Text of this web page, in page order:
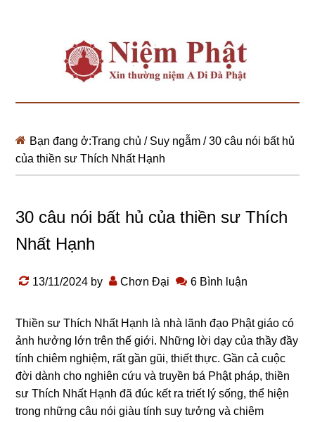
Bạn đang ở:Trang chủ / Suy ngẫm /30 câu nói bất hủ
của thiền sư Thích Nhất Hạnh
30 câu nói bất hủ của thiền sư Thích
Nhất Hạnh
13/11/2024 by Chơn Đại 6 Bình luận
Thiền sư Thích Nhất Hạnh là nhà lãnh đạo Phật giáo có
ảnh hưởng lớn trên thế giới. Những lời dạy của thầy đầy
tính chiêm nghiệm, rất gần gũi, thiết thực. Gần cả cuộc
đời dành cho nghiên cứu và truyền bá Phật pháp, thiền
sư Thích Nhất Hạnh đã đúc kết ra triết lý sống, thể hiện
trong những câu nói giàu tính suy tưởng và chiêm